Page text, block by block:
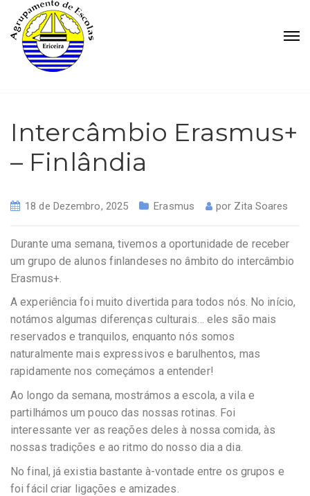
Intercâmbio Erasmus+
– Finlândia
18 de Dezembro, 2025 Erasmus por Zita Soares
Durante uma semana, tivemos a oportunidade de receber
um grupo de alunos finlandeses no âmbito do intercâmbio
Erasmus+.
A experiência foi muito divertida para todos nós. No início,
notámos algumas diferenças culturais… eles são mais
reservados e tranquilos, enquanto nós somos
naturalmente mais expressivos e barulhentos, mas
rapidamente nos começámos a entender!
Ao longo da semana, mostrámos a escola, a vila e
partilhámos um pouco das nossas rotinas. Foi
interessante ver as reações deles à nossa comida, às
nossas tradições e ao ritmo do nosso dia a dia.
No final, já existia bastante à-vontade entre os grupos e
foi fácil criar ligações e amizades.